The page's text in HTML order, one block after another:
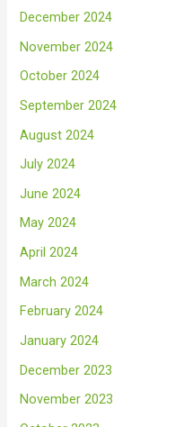
December 2024
November 2024
October 2024
September 2024
August 2024
July 2024
June 2024
May 2024
April 2024
March 2024
February 2024
January 2024
December 2023
November 2023